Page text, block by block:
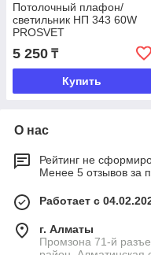
Потолочный плафон/
светильник НП 343 60W
PROSVET
5 250 ₸
Купить
О нас
Рейтинг не
Менее 5 отзывов за
Работает с
г. Алматы
Промзона 71-й